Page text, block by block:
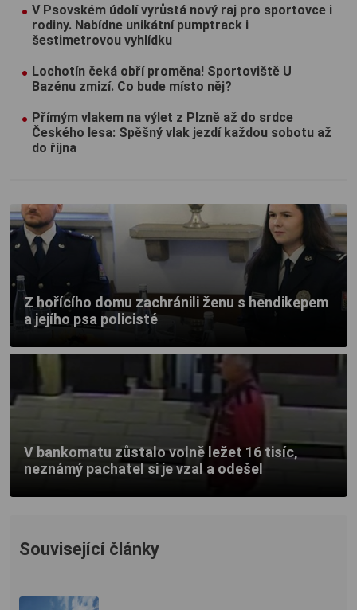
V Psovském údolí vyrůstá nový raj pro sportovce i
rodiny. Nabídne unikátní pumptrack i
šestimetrovou vyhlídku
Lochotín čeká obří proměna! Sportoviště U
Bazénu zmizí. Co bude místo něj?
Přímým vlakem na výlet z Plzně až do srdce
Českého lesa: Spěšný vlak jezdí každou sobotu až
do října
Z hořícího domu zachránili ženu s hendikepem
a jejího psa policisté
V bankomatu zůstalo volně ležet 16 tisíc,
neznámý pachatel si je vzal a odešel
Související články